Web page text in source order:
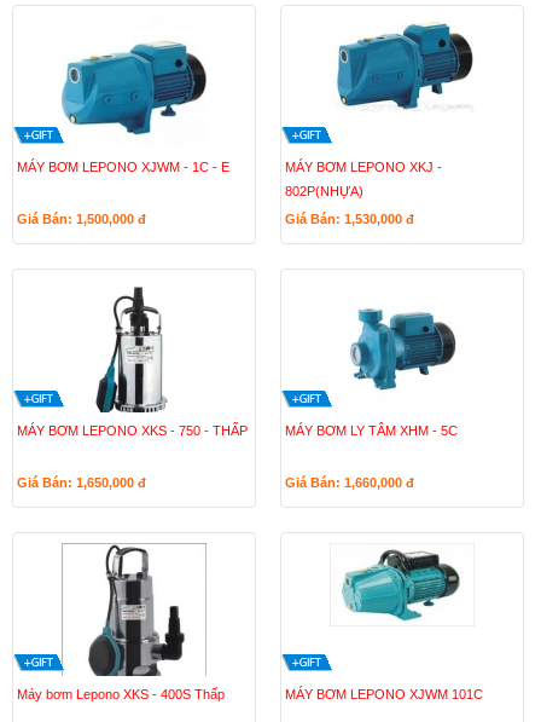
MÁY BƠM LEPONO XJWM - 1C - E
Giá Bán: 1,500,000 đ
MÁY BƠM LEPONO XKJ -
802P(NHỰA)
Giá Bán: 1,530,000 đ
MÁY BƠM LEPONO XKS - 750 - THẤP
Giá Bán: 1,650,000 đ
MÁY BƠM LY TÂM XHM - 5C
Giá Bán: 1,660,000 đ
Máy bơm Lepono XKS - 400S Thấp MÁY BƠM LEPONO XJWM 101C